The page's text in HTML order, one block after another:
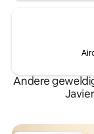
Andere